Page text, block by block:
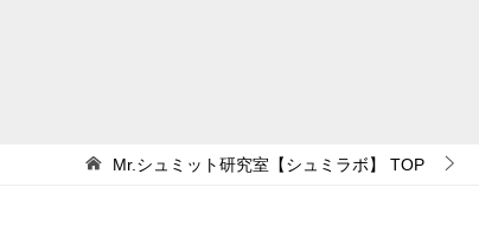
Mr.シュミット研究室【シュミラボ】 TOP